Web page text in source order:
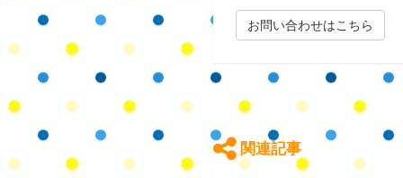
お問い合わせはこちら
関連記事